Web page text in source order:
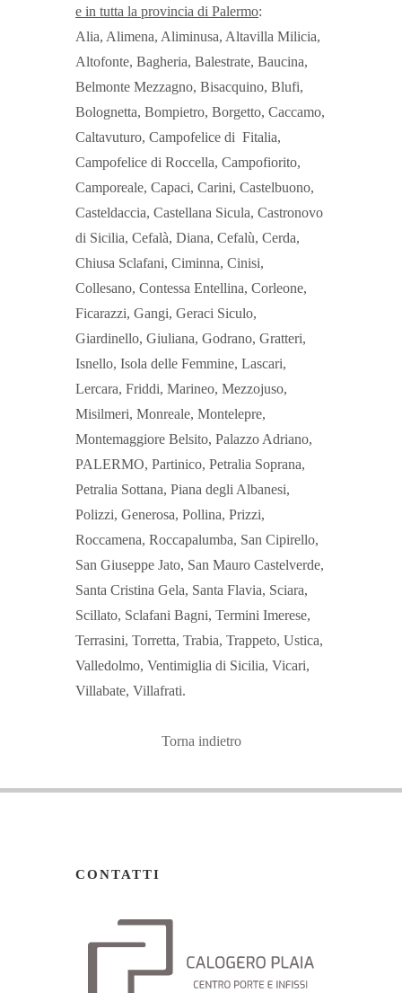
e in tutta la provincia di Palermo:
Alia, Alimena, Aliminusa, Altavilla Milicia,
Altofonte, Bagheria, Balestrate, Baucina,
Belmonte Mezzagno, Bisacquino, Blufi,
Bolognetta, Bompietro, Borgetto, Caccamo,
Caltavuturo, Campofelice di Fitalia,
Campofelice di Roccella, Campofiorito,
Camporeale, Capaci, Carini, Castelbuono,
Casteldaccia, Castellana Sicula, Castronovo
di Sicilia, Cefalà, Diana, Cefalù, Cerda,
Chiusa Sclafani, Ciminna, Cinisi,
Collesano, Contessa Entellina, Corleone,
Ficarazzi, Gangi, Geraci Siculo,
Giardinello, Giuliana, Godrano, Gratteri,
Isnello, Isola delle Femmine, Lascari,
Lercara, Friddi, Marineo, Mezzojuso,
Misilmeri, Monreale, Montelepre,
Montemaggiore Belsito, Palazzo Adriano,
PALERMO, Partinico, Petralia Soprana,
Petralia Sottana, Piana degli Albanesi,
Polizzi, Generosa, Pollina, Prizzi,
Roccamena, Roccapalumba, San Cipirello,
San Giuseppe Jato, San Mauro Castelverde,
Santa Cristina Gela, Santa Flavia, Sciara,
Scillato, Sclafani Bagni, Termini Imerese,
Terrasini, Torretta, Trabia, Trappeto, Ustica,
Valledolmo, Ventimiglia di Sicilia, Vicari,
Villabate, Villafrati.
Torna indietro
CONTATTI